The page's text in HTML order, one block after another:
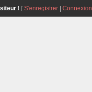
! [S'enregistrer Connexion